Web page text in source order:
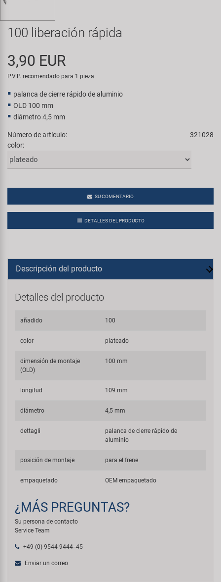
Trail-Gator
Velo
100 liberación rápida
3,90 EUR
P.V.P. recomendado para 1 pieza
palanca de cierre rápido de aluminio
OLD 100 mm
diámetro 4,5 mm
Número de artículo:
321028
color:
SU COMENTARIO
DETALLES DEL PRODUCTO
Descripción del producto
Detalles del producto
añadido 100
color plateado
dimensión de montaje
(OLD)
100 mm
longitud 109 mm
diámetro 4,5 mm
dettagli
palanca de cierre rápido de
aluminio
posición de montaje para el frene
empaquetado OEM empaquetado
¿MÁS PREGUNTAS?
Su persona de contacto
Service Team
+49 (0) 9544 9444--45
Enviar un correo